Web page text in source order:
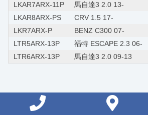
LKAR7ARX-11P
馬自達3 2.0 13-
LKAR8ARX-PS
CRV 1.5 17-
LKR7ARX-P
BENZ C300 07-
LTR5ARX-13P
福特 ESCAPE 2.3 06-
LTR6ARX-13P
馬自達3 2.0 09-13
伊傑克 貿易股份有限公司